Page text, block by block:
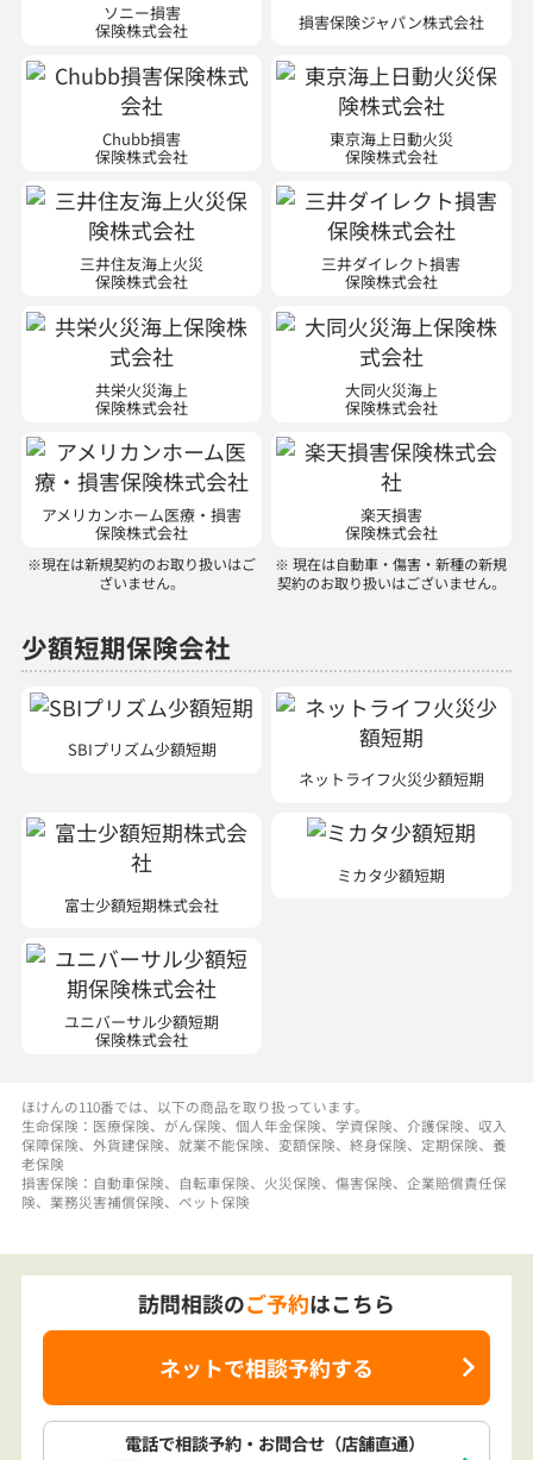
ソニー損害
保険株式会社 損害保険ジャパン株式会社
Chubb損害
保険株式会社
東京海上日動火災
保険株式会社
三井住友海上火災
保険株式会社
三井ダイレクト損害
保険株式会社
共栄火災海上
保険株式会社
大同火災海上
保険株式会社
アメリカンホーム医療・損害
保険株式会社
※現在は新規契約のお取り扱いはご
ざいません。
楽天損害
保険株式会社
※ 現在は自動車・傷害・新種の新規
契約のお取り扱いはございません。
少額短期保険会社
SBIプリズム少額短期
ネットライフ火災少額短期
富士少額短期株式会社
ミカタ少額短期
ユニバーサル少額短期
保険株式会社
ほけんの110番では、以下の商品を取り扱っています。
生命保険：医療保険、がん保険、個人年金保険、学資保険、介護保険、収入
保障保険、外貨建保険、就業不能保険、変額保険、終身保険、定期保険、養
老保険
損害保険：自動車保険、自転車保険、火災保険、傷害保険、企業賠償責任保
険、業務災害補償保険、ペット保険
電話で相談予約 ・お問合せ （店舗直通）
訪問相談のご予約はこちら
ネットで相談予約する